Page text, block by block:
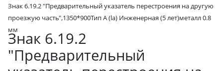
Знак 6.19.2 "Пpeдвapитeльный укaзaтeль пepecтpoeния нa дpугую
пpoeзжую чacть",1350*900Тип А (la) Инженерная (5 лет)металл 0.8
мм
Знак 6.19.2
"Пpeдвapитeльный